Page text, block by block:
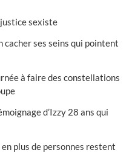
sexiste
cacher ses seins qui pointent
à faire des constellations
d’Izzy 28 ans qui
plus de personnes restent